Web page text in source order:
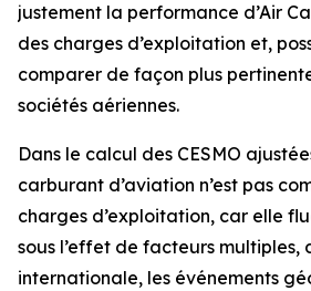
justement la performance d’Air
des charges d’exploitation et,
comparer de façon plus
sociétés aériennes.
Dans le calcul des CESMO
carburant d’aviation n’est pas
charges d’exploitation, car elle
sous l’effet de facteurs multiples,
internationale, les événements